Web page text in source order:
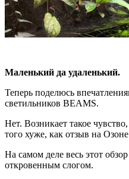
Маленький да удаленький.
Теперь поделюсь
светильников BEAMS.
Нет. Возникает такое
того хуже, как отзыв на
На самом деле весь этот
откровенным слогом.